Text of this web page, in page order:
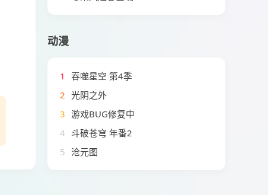
动漫
1
吞噬星空 第4季
2 光阴之外
3 游戏BUG修复中
4 斗破苍穹 年番2
5 沧元图